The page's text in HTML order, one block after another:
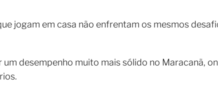
jogam em casa não enfrentam os mesmos
desempenho muito mais sólido no Maracanã,